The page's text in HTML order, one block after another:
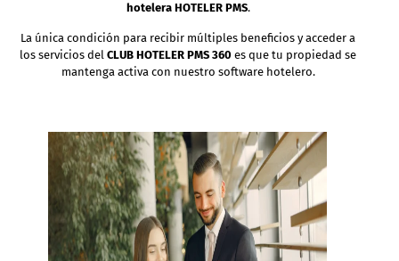
hotelera HOTELER PMS.
La única condición para recibir múltiples beneficios y acceder a
los servicios del CLUB HOTELER PMS 360 es que tu propiedad se
mantenga activa con nuestro software hotelero.